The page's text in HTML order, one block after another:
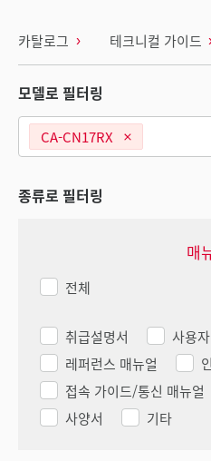
카탈로그 테크니컬 가이드
모델로 필터링
CA-CN17RX
종류로 필터링
매
전체
취급설명서
사용
레퍼런스 매뉴얼
접속 가이드/통신 매뉴얼
사양서
기타